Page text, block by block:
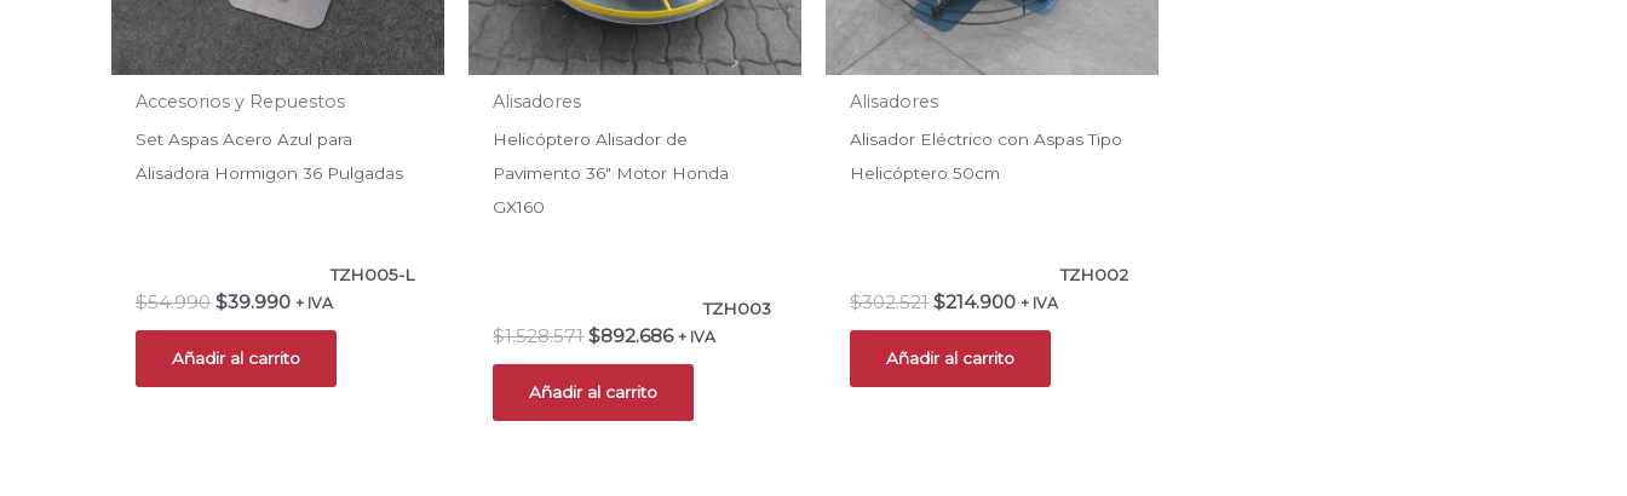
Accesorios y Repuestos
Set Aspas Acero Azul para
Alisadora Hormigon 36 Pulgadas
TZH005-L
$54.990 $39.990 + IVA
Añadir al carrito
Alisadores
Helicóptero Alisador de
Pavimento 36″ Motor Honda
GX160
TZH003
$1.528.571 $892.686 + IVA
Añadir al carrito
Alisadores
Alisador Eléctrico con Aspas Tipo
Helicóptero 50cm
TZH002
$302.521 $214.900 + IVA
Añadir al carrito